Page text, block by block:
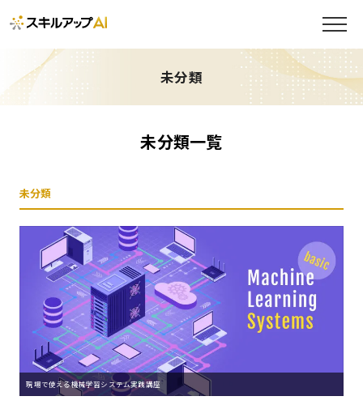
未分類
未分類一覧
未分類
現場で使える機械学習システム実践講座